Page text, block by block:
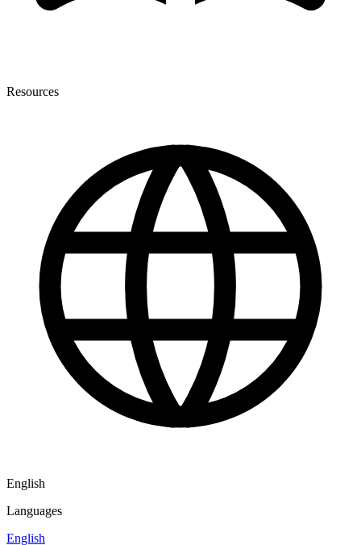
Resources
English
Languages
English